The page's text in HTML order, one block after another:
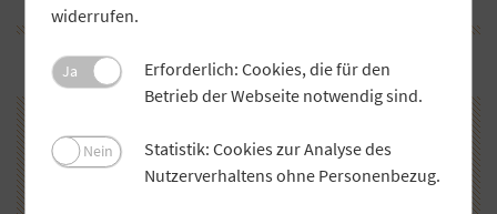
widerrufen.
Ja
Erforderlich: Cookies, die für den
Betrieb der Webseite notwendig sind.
Nein
Statistik: Cookies zur Analyse des
Nutzerverhaltens ohne Personenbezug.